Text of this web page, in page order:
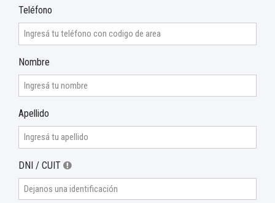
Teléfono
Nombre
Apellido
DNI / CUIT